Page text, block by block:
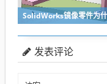
发表评论